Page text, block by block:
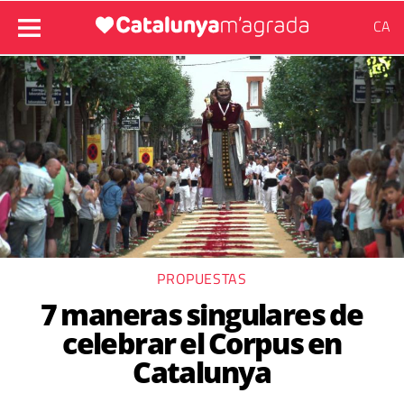
CA
PROPUESTAS
7 maneras singulares de
celebrar el Corpus en
Catalunya